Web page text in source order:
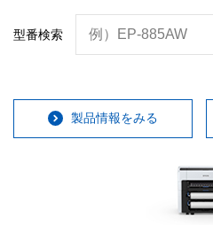
型番検索 例）EP-885AW
製品情報をみる